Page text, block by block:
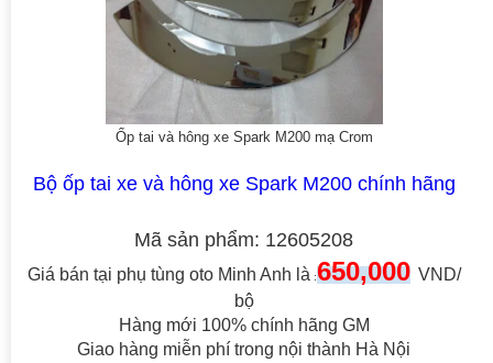
Ốp tai và hông xe Spark M200 mạ Crom
Bộ ốp tai xe và hông xe Spark M200 chính hãng
Mã sản phẩm: 12605208
Giá bán tại phụ tùng oto Minh Anh là :650,000 VND/
bộ
Hàng mới 100% chính hãng GM
Giao hàng miễn phí trong nội thành Hà Nội